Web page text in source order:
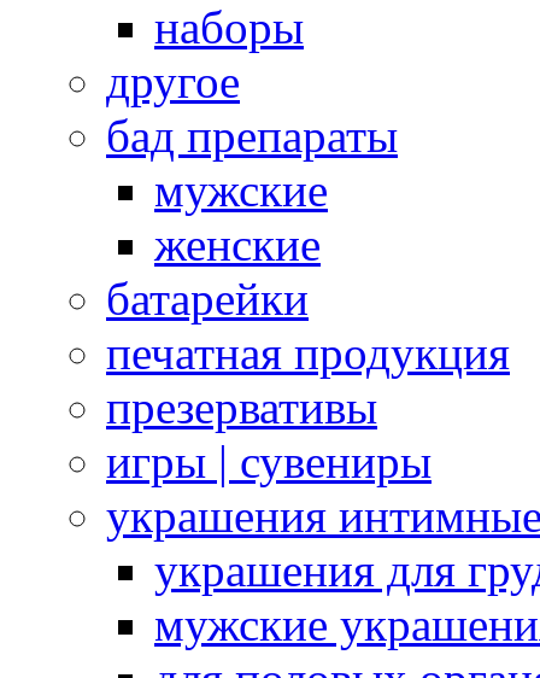
наборы
другое
бад препараты
мужские
женские
батарейки
печатная продукция
презервативы
игры | сувениры
украшения
украшения для
мужские